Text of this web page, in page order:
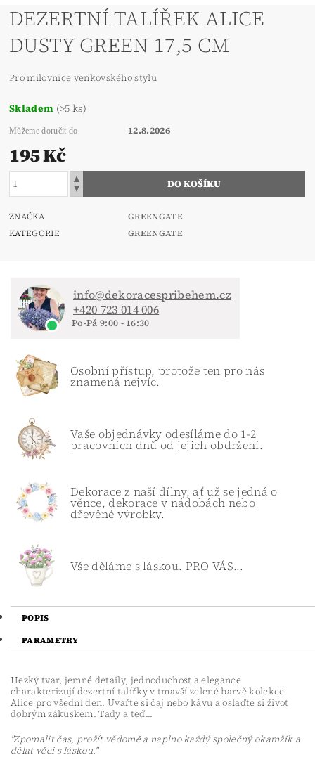
DEZERTNÍ TALÍŘEK ALICE
DUSTY GREEN 17,5 CM
Pro milovnice venkovského stylu
Skladem (>5 ks)
Můžeme doručit do 12.8.2026
195 Kč
ZNAČKA
GREENGATE
KATEGORIE
GREENGATE
info@dekoracespribehem.cz
+420 723 014 006
Po-Pá 9:00 - 16:30
Osobní přístup, protože ten pro nás
znamená nejvíc.
Vaše objednávky odesíláme do 1-2
pracovních dnů od jejich obdržení.
Dekorace z naší dílny, ať už se jedná o
věnce, dekorace v nádobách nebo
dřevěné výrobky.
Vše děláme s láskou. PRO VÁS...
POPIS
PARAMETRY
Hezký tvar, jemné detaily, jednoduchost a elegance
charakterizují dezertní talířky v tmavší zelené barvě kolekce
Alice pro všední den. Uvařte si čaj nebo kávu a oslaďte si život
dobrým zákuskem. Tady a teď...
"Zpomalit čas, prožít vědomě a naplno každý společný okamžik a
dělat věci s láskou."